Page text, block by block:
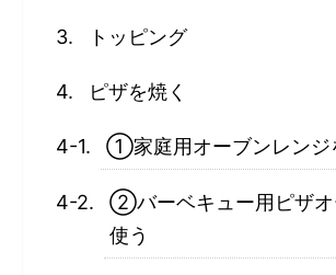
トッピング
ピザを焼く
①家庭用オーブンレンジ
②バーベキュー用ピザオ
使う